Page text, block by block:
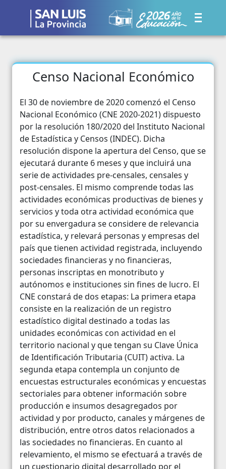
Censo Nacional Económico
El 30 de noviembre de 2020 comenzó el Censo
Nacional Económico (CNE 2020-2021) dispuesto
por la resolución 180/2020 del Instituto Nacional
de Estadística y Censos (INDEC). Dicha
resolución dispone la apertura del Censo, que se
ejecutará durante 6 meses y que incluirá una
serie de actividades pre-censales, censales y
post-censales. El mismo comprende todas las
actividades económicas productivas de bienes y
servicios y toda otra actividad económica que
por su envergadura se considere de relevancia
estadística, y relevará personas y empresas del
país que tienen actividad registrada, incluyendo
sociedades financieras y no financieras,
personas inscriptas en monotributo y
autónomos e instituciones sin fines de lucro. El
CNE constará de dos etapas: La primera etapa
consiste en la realización de un registro
estadístico digital destinado a todas las
unidades económicas con actividad en el
territorio nacional y que tengan su Clave Única
de Identificación Tributaria (CUIT) activa. La
segunda etapa contempla un conjunto de
encuestas estructurales económicas y encuestas
sectoriales para obtener información sobre
producción e insumos desagregados por
actividad y por producto, canales y márgenes de
distribución, entre otros datos relacionados a
las sociedades no financieras. En cuanto al
relevamiento, el mismo se efectuará a través de
un cuestionario digital desarrollado por el